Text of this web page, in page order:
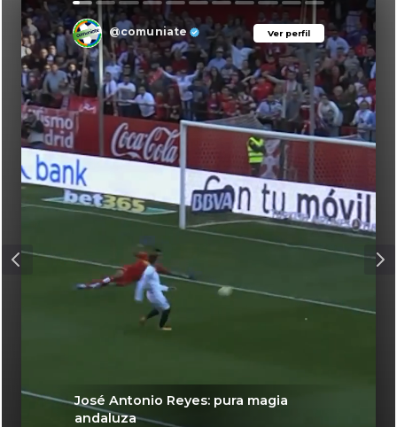
Ver perfil
@comuniate Ver perfil
José Antonio Reyes: pura magia
andaluza